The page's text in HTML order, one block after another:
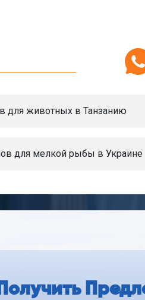
для животных в Танзанию
для мелкой рыбы в Украине
Получить